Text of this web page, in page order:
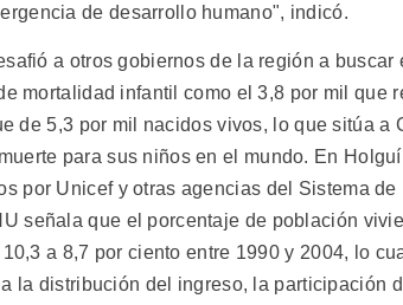
de desarrollo humano", indicó.
a otros gobiernos de la región a
mortalidad infantil como el 3,8 por mil que
de 5,3 por mil nacidos vivos, lo que sitúa a
para sus niños en el mundo. En
por Unicef y otras agencias del Sistema
señala que el porcentaje de población
a 8,7 por ciento entre 1990 y 2004, lo
la distribución del ingreso, la participación